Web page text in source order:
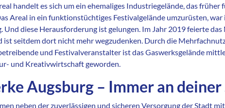
handelt es sich um ein ehemaliges Industriegelände, das
Areal in ein funktionstüchtiges Festivalgelände umzurüsten, war
Und diese Herausforderung ist gelungen. Im Jahr 2019 feierte
ist seitdem dort nicht mehr wegzudenken. Durch die
und Festivalveranstalter ist das Gaswerksgelände
und Kreativwirtschaft geworden.
Augsburg – Immer an deiner
neben der zuverlässigen und sicheren Versorgung der Stadt